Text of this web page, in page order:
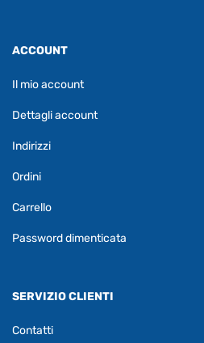
ACCOUNT
Il mio account
Dettagli account
Indirizzi
Ordini
Carrello
Password dimenticata
SERVIZIO CLIENTI
Contatti